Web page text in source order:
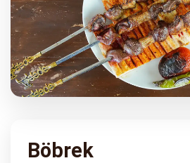
EMAIL
info@dedekebap.com.tr
ADRES
Böbrek